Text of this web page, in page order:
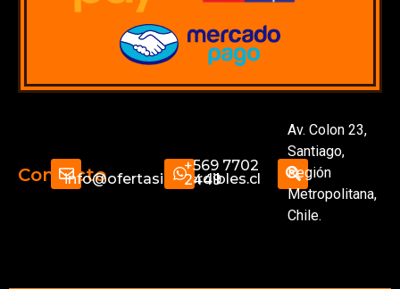
Contactoinfo@ofertasimperdibles.cl
+569 7702
2449
Av. Colon 23,
Santiago,
Región
Metropolitana,
Chile.